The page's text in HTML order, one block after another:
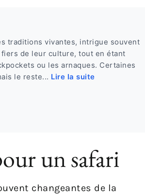
traditions vivantes, intrigue souvent
fiers de leur culture, tout en étant
ou les arnaques. Certaines
le reste... Lire la suite
un safari
changeantes de la